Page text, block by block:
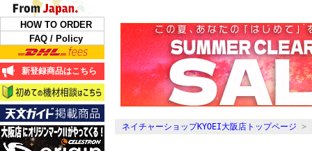
HOW TO ORDER
FAQ / Policy
新登録商品はこちら
ネイチャーショップKYOEI大阪店トップページ >